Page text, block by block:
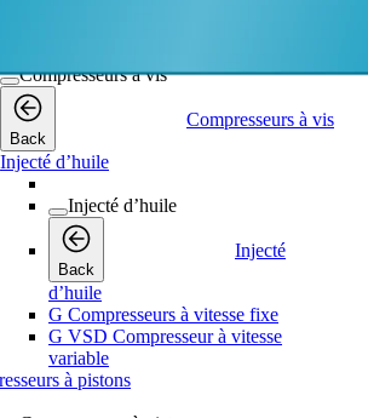
Compresseurs à vis
Back
Compresseurs à vis
Injecté d’huile
Injecté d’huile
Back
Injecté
d’huile
G Compresseurs à vitesse fixe
G VSD Compresseur à vitesse
variable
à pistons